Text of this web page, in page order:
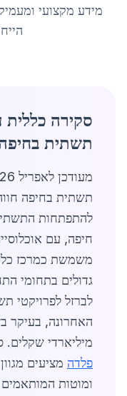
מידע מקצועי
סקירה כללית
תשתית
תשתית בחיפה
להתפתחות
משמשת כמרכז
גדולים בתחומי
האחרונה, בעיקר
מיליארדי שקלים.
פלדה מציעים
ומוטות